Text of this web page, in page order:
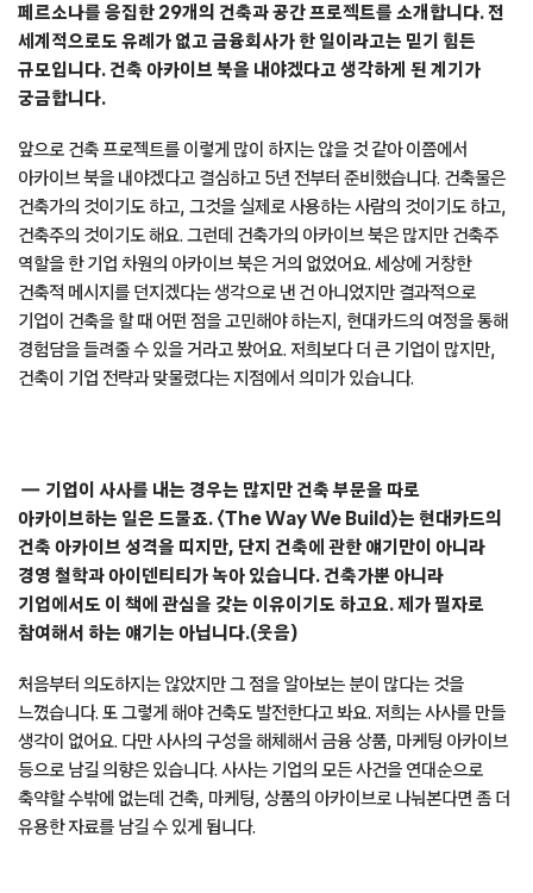
페르소나를 응집한 29개의 건축과 공간 프로젝트를 소개합니다. 전
세계적으로도 유례가 없고 금융회사가 한 일이라고는 믿기 힘든
규모입니다. 건축 아카이브 북을 내야겠다고 생각하게 된 계기가
궁금합니다.
앞으로 건축 프로젝트를 이렇게 많이 하지는 않을 것 같아 이쯤에서
아카이브 북을 내야겠다고 결심하고 5년 전부터 준비했습니다. 건축물은
건축가의 것이기도 하고, 그것을 실제로 사용하는 사람의 것이기도 하고,
건축주의 것이기도 해요. 그런데 건축가의 아카이브 북은 많지만 건축주
역할을 한 기업 차원의 아카이브 북은 거의 없었어요. 세상에 거창한
건축적 메시지를 던지겠다는 생각으로 낸 건 아니었지만 결과적으로
기업이 건축을 할 때 어떤 점을 고민해야 하는지, 현대카드의 여정을 통해
경험담을 들려줄 수 있을 거라고 봤어요. 저희보다 더 큰 기업이 많지만,
건축이 기업 전략과 맞물렸다는 지점에서 의미가 있습니다.
기업이 사사를 내는 경우는 많지만 건축 부문을 따로
아카이브하는 일은 드물죠. 〈The Way We Build〉는 현대카드의
건축 아카이브 성격을 띠지만, 단지 건축에 관한 얘기만이 아니라
경영 철학과 아이덴티티가 녹아 있습니다. 건축가뿐 아니라
기업에서도 이 책에 관심을 갖는 이유이기도 하고요. 제가 필자로
참여해서 하는 얘기는 아닙니다.(웃음)
처음부터 의도하지는 않았지만 그 점을 알아보는 분이 많다는 것을
느꼈습니다. 또 그렇게 해야 건축도 발전한다고 봐요. 저희는 사사를 만들
생각이 없어요. 다만 사사의 구성을 해체해서 금융 상품, 마케팅 아카이브
등으로 남길 의향은 있습니다. 사사는 기업의 모든 사건을 연대순으로
축약할 수밖에 없는데 건축, 마케팅, 상품의 아카이브로 나눠본다면 좀 더
유용한 자료를 남길 수 있게 됩니다.